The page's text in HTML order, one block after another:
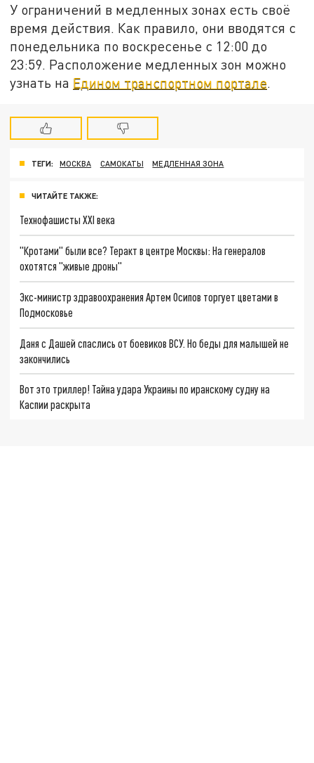
У ограничений в медленных зонах есть своё
время действия. Как правило, они вводятся с
понедельника по воскресенье с 12:00 до
23:59. Расположение медленных зон можно
узнать на Едином транспортном портале.
ТЕГИ: МОСКВА САМОКАТЫ МЕДЛЕННАЯ ЗОНА
ЧИТАЙТЕ ТАКЖЕ:
Технофашисты XXI века
"Кротами" были все? Теракт в центре Москвы: На генералов
охотятся "живые дроны"
Экс-министр здравоохранения Артем Осипов торгует цветами в
Подмосковье
Даня с Дашей спаслись от боевиков ВСУ. Но беды для малышей не
закончились
Вот это триллер! Тайна удара Украины по иранскому судну на
Каспии раскрыта